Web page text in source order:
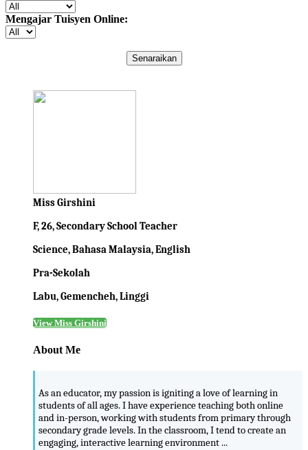
Mengajar Tuisyen Online:
Senaraikan
Miss Girshini
F, 26, Secondary School Teacher
Science, Bahasa Malaysia, English
Pra-Sekolah
Labu, Gemencheh, Linggi
View Miss Girshini
About Me
As an educator, my passion is igniting a love of learning in
students of all ages. I have experience teaching both online
and in-person, working with students from primary through
secondary grade levels. In the classroom, I tend to create an
engaging, interactive learning environment ...